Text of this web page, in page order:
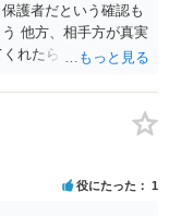
護者だという確認も
他方、相手方が真実
れたら自慰行為など
しい、などの要望を
を送信してしまいま
気の写真を交換して
れたので教えたりと
は、青少年条例違反
知らなくても処罰可
役にたった 1